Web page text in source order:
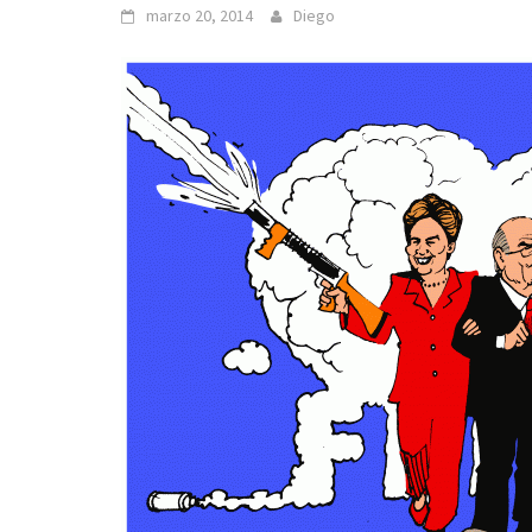
marzo 20, 2014 Diego